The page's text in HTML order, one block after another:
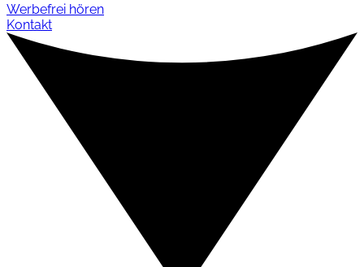
Werbefrei hören
Kontakt